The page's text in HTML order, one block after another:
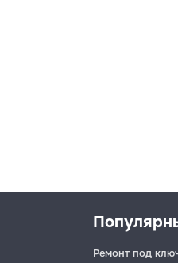
Ремонт под